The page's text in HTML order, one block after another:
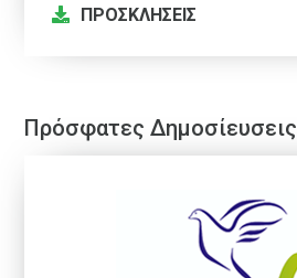
ΠΡΟΣΚΛΗΣΕΙΣ
Πρόσφατες Δημοσίευσεις